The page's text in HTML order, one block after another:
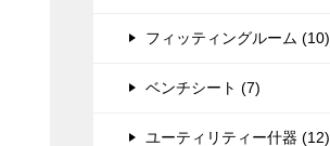
フィッティングルーム (10)
ベンチシート (7)
ユーティリティー什器 (12)